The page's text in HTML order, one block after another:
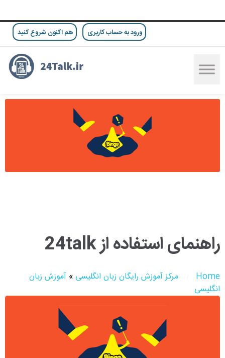
ورود به حساب کاربری هم اکنون شروع کنید
راهنمای استفاده از 24talk
Home مرکز آموزش رایگان زبان انگلیسی » آموزش زبان
انگلیسی